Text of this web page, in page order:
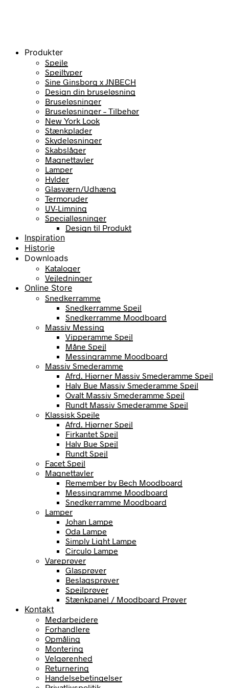
Produkter
Spejle
Spejltyper
Sine Ginsborg x JNBECH
Design din bruseløsning
Bruseløsninger
Bruseløsninger – Tilbehør
New York Look
Stænkplader
Skydeløsninger
Skabslåger
Magnettavler
Lamper
Hylder
Glasværn/Udhæng
Termoruder
UV-Limning
Specialløsninger
Design til Produkt
Inspiration
Historie
Downloads
Kataloger
Vejledninger
Online Store
Snedkerramme
Snedkerramme Spejl
Snedkerramme Moodboard
Massiv Messing
Vipperamme Spejl
Måne Spejl
Messingramme Moodboard
Massiv Smederamme
Afrd. Hjørner Massiv Smederamme Spejl
Halv Bue Massiv Smederamme Spejl
Ovalt Massiv Smederamme Spejl
Rundt Massiv Smederamme Spejl
Klassisk Spejle
Afrd. Hjørner Spejl
Firkantet Spejl
Halv Bue Spejl
Rundt Spejl
Facet Spejl
Magnettavler
Remember by Bech Moodboard
Messingramme Moodboard
Snedkerramme Moodboard
Lamper
Johan Lampe
Oda Lampe
Simply Light Lampe
Circulo Lampe
Vareprøver
Glasprøver
Beslagsprøver
Spejlprøver
Stænkpanel / Moodboard Prøver
Kontakt
Medarbejdere
Forhandlere
Opmåling
Montering
Velgørenhed
Returnering
Handelsebetingelser